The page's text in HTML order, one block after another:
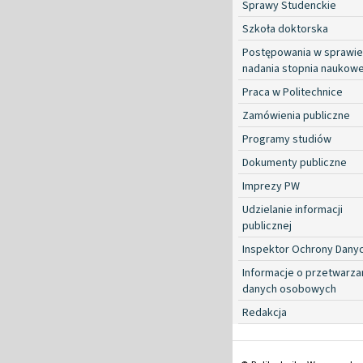
Sprawy Studenckie
Szkoła doktorska
Postępowania w sprawie
nadania stopnia
Praca w Politechnice
Zamówienia publiczne
Programy studiów
Dokumenty publiczne
Imprezy PW
Udzielanie informacji
publicznej
Inspektor Ochrony
Informacje o
danych osobowych
Redakcja